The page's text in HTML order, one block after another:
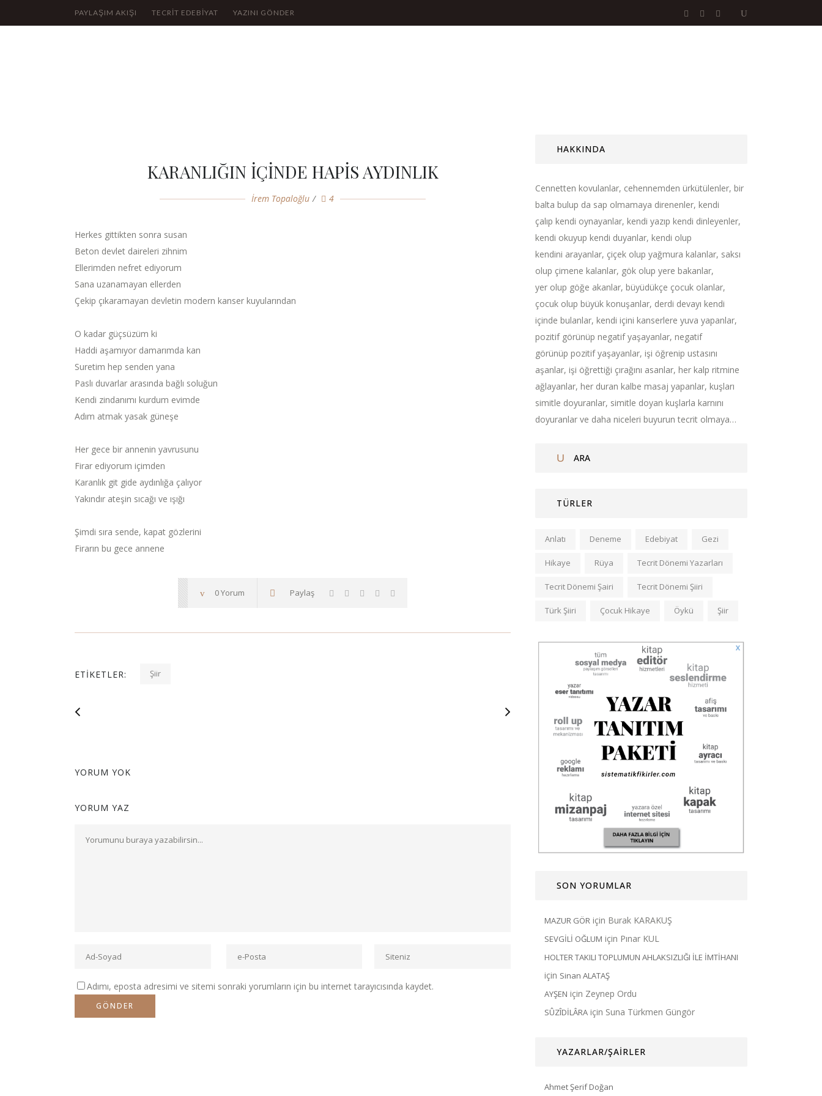
PAYLAŞIM AKIŞI TECRİT EDEBİYAT YAZINI GÖNDER
KARANLIĞIN İÇİNDE HAPİS AYDINLIK
İrem Topaloğlu 4
Herkes gittikten sonra susan
Beton devlet daireleri zihnim
Ellerimden nefret ediyorum
Sana uzanamayan ellerden
Çekip çıkaramayan devletin modern kanser kuyularından
O kadar güçsüzüm ki
Haddi aşamıyor damarımda kan
Suretim hep senden yana
Paslı duvarlar arasında bağlı soluğun
Kendi zindanımı kurdum evimde
Adım atmak yasak güneşe
Her gece bir annenin yavrusunu
Firar ediyorum içimden
Karanlık git gide aydınlığa çalıyor
Yakındır ateşin sıcağı ve ışığı
Şimdi sıra sende, kapat gözlerini
Firarın bu gece annene
0 Yorum Paylaş
ETIKETLER: Şiir
YORUM YOK
YORUM YAZ
Adımı, eposta adresimi ve sitemi sonraki yorumların için bu internet tarayıcısında kaydet.
HAKKINDA
Cennetten kovulanlar, cehennemden ürkütülenler, bir
balta bulup da sap olmamaya direnenler, kendi
çalıp kendi oynayanlar, kendi yazıp kendi dinleyenler,
kendi okuyup kendi duyanlar, kendi olup
kendini arayanlar, çiçek olup yağmura kalanlar, saksı
olup çimene kalanlar, gök olup yere bakanlar,
yer olup göğe akanlar, büyüdükçe çocuk olanlar,
çocuk olup büyük konuşanlar, derdi devayı kendi
içinde bulanlar, kendi içini kanserlere yuva yapanlar,
pozitif görünüp negatif yaşayanlar, negatif
görünüp pozitif yaşayanlar, işi öğrenip ustasını
aşanlar, işi öğrettiği çırağını asanlar, her kalp ritmine
ağlayanlar, her duran kalbe masaj yapanlar, kuşları
simitle doyuranlar, simitle doyan kuşlarla karnını
doyuranlar ve daha niceleri buyurun tecrit olmaya…
TÜRLER
Anlatı Deneme Edebiyat Gezi
Hikaye Rüya Tecrit Dönemi Yazarları
Tecrit Dönemi Şairi Tecrit Dönemi Şiiri
Türk Şiiri Çocuk Hikaye Öykü Şiir
SON YORUMLAR
MAZUR GÖR için Burak KARAKUŞ
SEVGİLİ OĞLUM için Pınar KUL
HOLTER TAKILI TOPLUMUN AHLAKSIZLIĞI İLE İMTİHANI
için Sinan ALATAŞ
AYŞEN için Zeynep Ordu
SÛZÎDİLÂRA için Suna Türkmen Güngör
YAZARLAR/ŞAİRLER
Ahmet Şerif Doğan